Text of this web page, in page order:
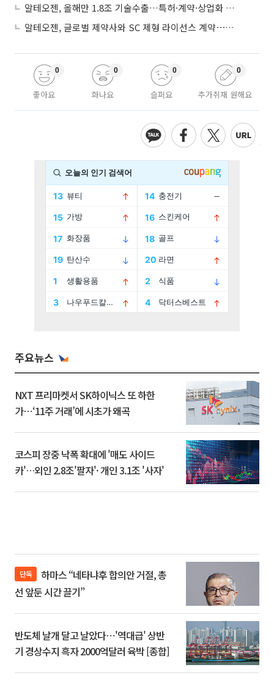
알테오젠, 올해만 1.8조 기술수출…특허·계약·상업화 ‘삼박자’
알테오젠, 글로벌 제약사와 SC 제형 라이선스 계약⋯최대 5219억
좋아요
0
화나요
0
슬퍼요
0
추가취재 원해요
0
주요뉴스
NXT 프리마켓서 SK하이닉스 또 하한
가⋯‘11주 거래’에 시초가 왜곡
코스피 장중 낙폭 확대에 '매도 사이드
카'…외인 2.8조'팔자'· 개인 3.1조 '사자'
단독
선 앞둔 시간 끌기”
반도체 날개 달고 날았다⋯'역대급' 상반
기 경상수지 흑자 2000억달러 육박 [종합]